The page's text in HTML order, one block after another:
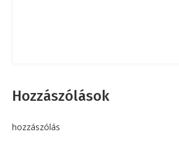
Hozzászólások
hozzászólás